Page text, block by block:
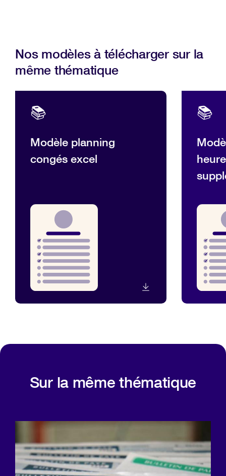
Nos modèles à télécharger sur la
même thématique
📚
Modèle planning
congés excel
📚
Sur la même thématique